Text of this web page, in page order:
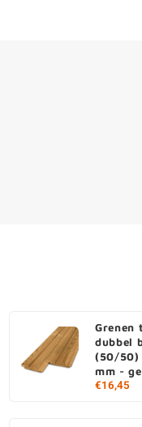
Grenen
dubbel
(50/50)
mm -
€16,45